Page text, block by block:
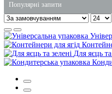
Популярні запити
коробка для локшини купити
купити одноразові соусники
купити паперові пакети з
лоток з фольги
Для яєць та